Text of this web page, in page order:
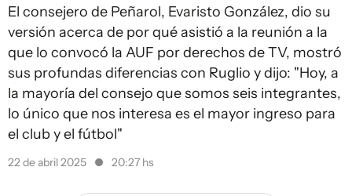
El consejero de Peñarol, Evaristo González, dio su
versión acerca de por qué asistió a la reunión a la
que lo convocó la AUF por derechos de TV, mostró
sus profundas diferencias con Ruglio y dijo: "Hoy, a
la mayoría del consejo que somos seis integrantes,
lo único que nos interesa es el mayor ingreso para
el club y el fútbol"
22 de abril 2025 20:27 hs